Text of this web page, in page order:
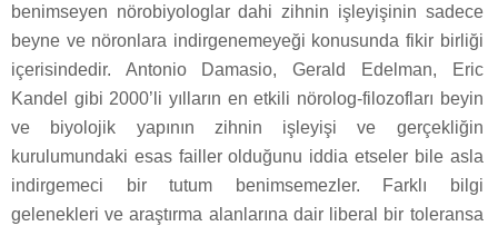
benimseyen nörobiyologlar dahi zihnin işleyişinin sadece
beyne ve nöronlara indirgenemeyeği konusunda fikir birliği
içerisindedir. Antonio Damasio, Gerald Edelman, Eric
Kandel gibi 2000’li yılların en etkili nörolog-filozofları beyin
ve biyolojik yapının zihnin işleyişi ve gerçekliğin
kurulumundaki esas failler olduğunu iddia etseler bile asla
indirgemeci bir tutum benimsemezler. Farklı bilgi
gelenekleri ve araştırma alanlarına dair liberal bir toleransa